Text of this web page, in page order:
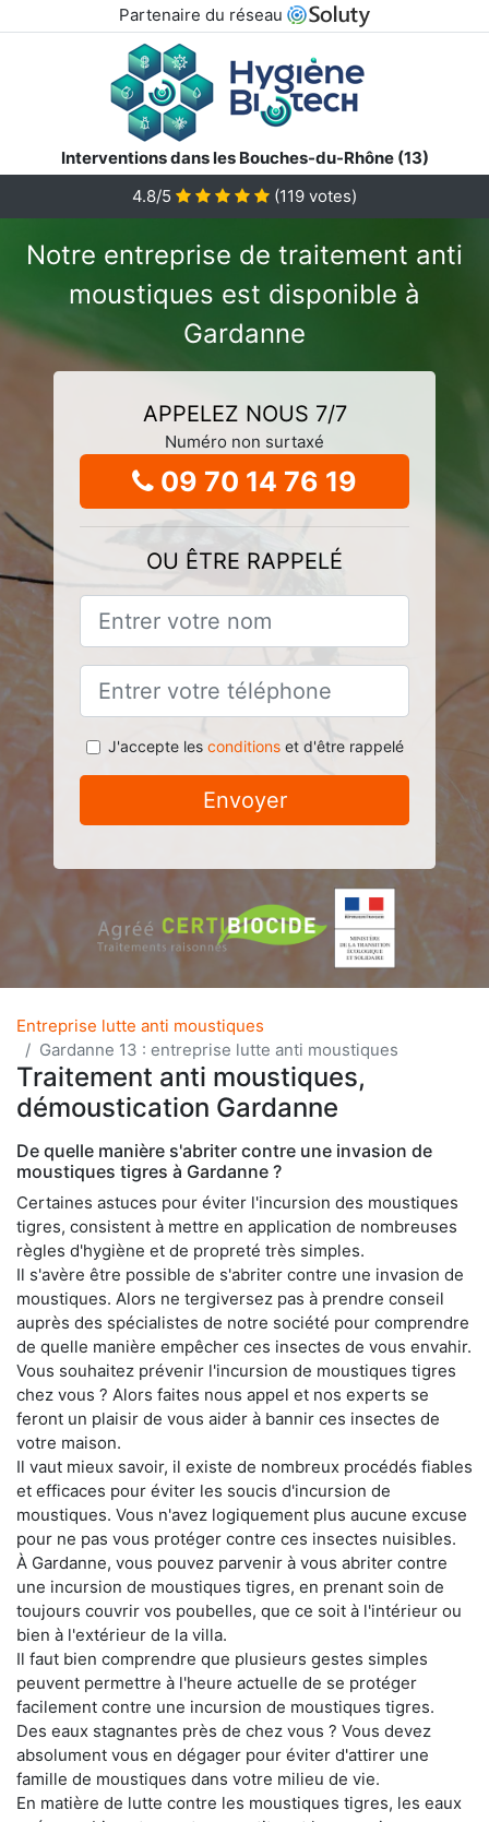
Partenaire du réseau
Interventions dans les Bouches-du-Rhône (13)
4.8/5
(119 votes)
Notre entreprise de traitement anti
moustiques est disponible à
Gardanne
APPELEZ NOUS 7/7
Numéro non surtaxé
09 70 14 76 19
OU ÊTRE RAPPELÉ
J'accepte les conditionset d'être rappelé
Envoyer
Entreprise lutte anti moustiques
Gardanne 13 : entreprise lutte anti moustiques
Traitement anti moustiques,
démoustication Gardanne
De quelle manière s'abriter contre une invasion de
moustiques tigres à Gardanne ?
Certaines astuces pour éviter l'incursion des moustiques
tigres, consistent à mettre en application de nombreuses
règles d'hygiène et de propreté très simples.
Il s'avère être possible de s'abriter contre une invasion de
moustiques. Alors ne tergiversez pas à prendre conseil
auprès des spécialistes de notre société pour comprendre
de quelle manière empêcher ces insectes de vous envahir.
Vous souhaitez prévenir l'incursion de moustiques tigres
chez vous ? Alors faites nous appel et nos experts se
feront un plaisir de vous aider à bannir ces insectes de
votre maison.
Il vaut mieux savoir, il existe de nombreux procédés fiables
et efficaces pour éviter les soucis d'incursion de
moustiques. Vous n'avez logiquement plus aucune excuse
pour ne pas vous protéger contre ces insectes nuisibles.
À Gardanne, vous pouvez parvenir à vous abriter contre
une incursion de moustiques tigres, en prenant soin de
toujours couvrir vos poubelles, que ce soit à l'intérieur ou
bien à l'extérieur de la villa.
Il faut bien comprendre que plusieurs gestes simples
peuvent permettre à l'heure actuelle de se protéger
facilement contre une incursion de moustiques tigres.
Des eaux stagnantes près de chez vous ? Vous devez
absolument vous en dégager pour éviter d'attirer une
famille de moustiques dans votre milieu de vie.
En matière de lutte contre les moustiques tigres, les eaux